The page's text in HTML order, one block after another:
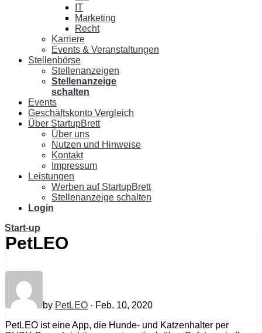
IT
Marketing
Recht
Karriere
Events & Veranstaltungen
Stellenbörse
Stellenanzeigen
Stellenanzeige
schalten
Events
Geschäftskonto Vergleich
Über StartupBrett
Über uns
Nutzen und Hinweise
Kontakt
Impressum
Leistungen
Werben auf StartupBrett
Stellenanzeige schalten
Login
Start-up
PetLEO
by PetLEO · Feb. 10, 2020
PetLEO ist eine App, die Hunde- und Katzenhalter per